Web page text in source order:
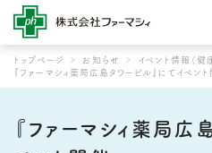
トップページ お知らせ
イベント情報（健
『ファーマシィ薬局広島タワービル』にてイベント
『ファーマシィ薬局広